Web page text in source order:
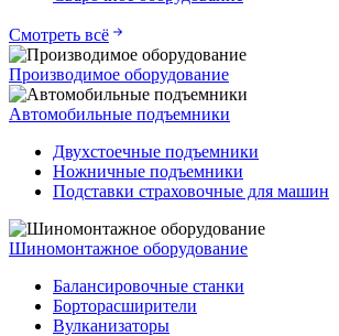
Смотреть всё
Производимое оборудование
Автомобильные подъемники
Двухстоечные подъемники
Ножничные подъемники
Подставки страховочные для машин
Шиномонтажное оборудование
Балансировочные станки
Борторасширители
Вулканизаторы